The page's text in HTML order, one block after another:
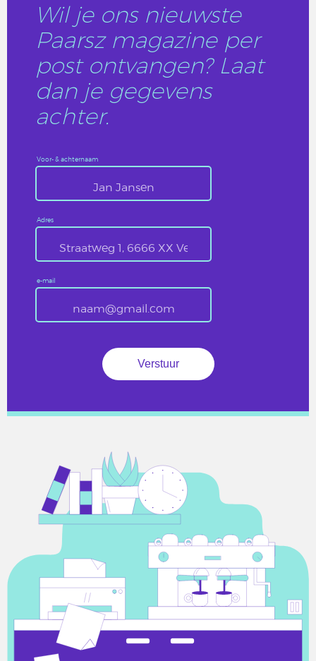
Wil je ons nieuwste
Paarsz magazine per
post ontvangen? Laat
dan je gegevens
achter.
Voor- & achternaam
Adres
e-mail